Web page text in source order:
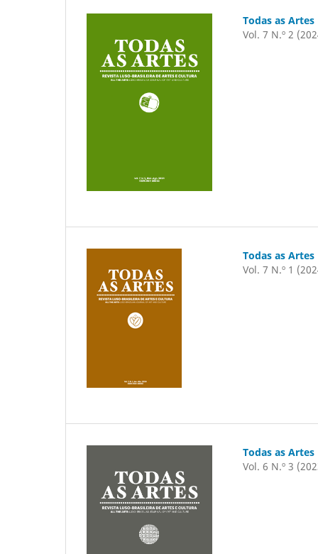
Todas as Artes
Vol. 7 N.º 2
Todas as Artes
Vol. 7 N.º 1
Todas as Artes
Vol. 6 N.º 3